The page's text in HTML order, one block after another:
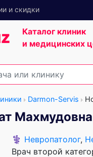
и скидки
Каталог клиник
и медицинских
Darmon-Servis
Махмудовна
⚕️ Невропатолог,
Врач второй